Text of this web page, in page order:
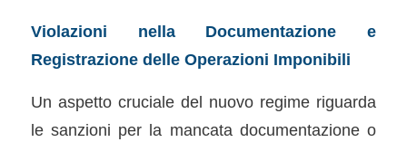
Violazioni nella Documentazione e
Registrazione delle Operazioni Imponibili
Un aspetto cruciale del nuovo regime riguarda
le sanzioni per la mancata documentazione o